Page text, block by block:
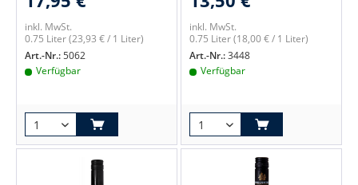
inkl. MwSt.
0.75 Liter(23,93 € / 1 Liter)
Art.-Nr.:5062
Verfügbar
inkl. MwSt.
0.75 Liter(18,00 € / 1 Liter)
Art.-Nr.:3448
Verfügbar